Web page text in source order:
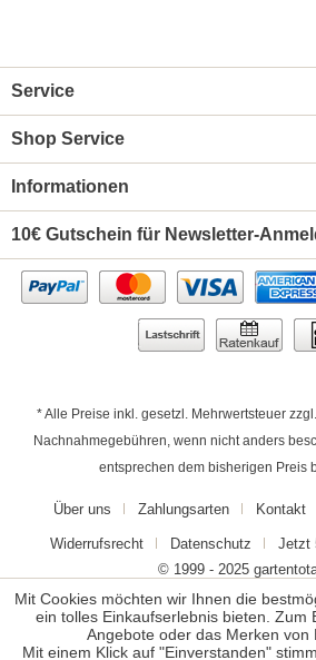
Service
Shop Service
Informationen
10€ Gutschein für Newsletter-
* Alle Preise inkl. gesetzl. Mehrwertsteuer zzgl.
Nachnahmegebühren, wenn nicht anders
entsprechen dem bisherigen Preis
Über uns Zahlungsarten Kontakt
Widerrufsrecht Datenschutz
Jetzt
© 1999 - 2025
Mit Cookies möchten wir Ihnen die
ein tolles Einkaufserlebnis bieten. Zum
Angebote oder das Merken von
Mit einem Klick auf "Einverstanden"